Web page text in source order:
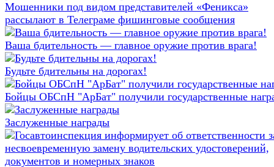
Мошенники под видом представителей «Феникса»
рассылают в Телеграме фишинговые сообщения
Ваша бдительность — главное оружие против врага!
Будьте бдительны на дорогах!
Бойцы ОБСпН "АрБат" получили государственные
Заслуженные награды